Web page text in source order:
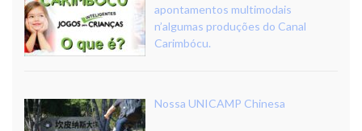
apontamentos multimodais
n’algumas produções do Canal
Carimbócu.
Nossa UNICAMP Chinesa